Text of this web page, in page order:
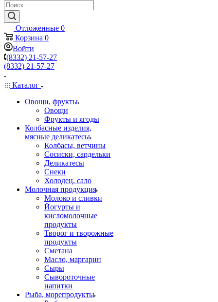
Отложенные 0
Корзина 0
Войти
(8332) 21-57-27
(8332) 21-57-27
Каталог
Овощи, фрукты
Овощи
Фрукты и ягоды
Колбасные изделия,
мясные деликатесы
Колбасы, ветчины
Сосиски, сардельки
Деликатесы
Снеки
Холодец, сало
Молочная продукция
Молоко и сливки
Йогурты и
кисломолочные
продукты
Творог и творожные
продукты
Сметана
Масло, маргарин
Сыры
Сывороточные
напитки
Рыба, морепродукты